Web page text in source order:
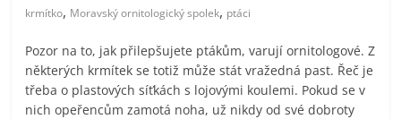
krmítko, Moravský ornitologický spolek, ptáci
Pozor na to, jak přilepšujete ptákům, varují ornitologové. Z
některých krmítek se totiž může stát vražedná past. Řeč je
třeba o plastových síťkách s lojovými koulemi. Pokud se v
nich opeřencům zamotá noha, už nikdy od své dobroty